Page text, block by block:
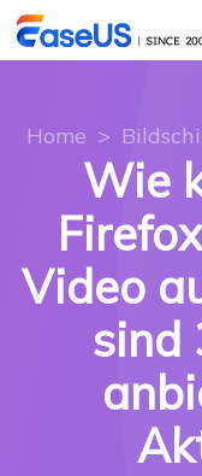
Home >
Wie
Video
sind